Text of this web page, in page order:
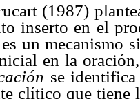
(1987)
inserto en el
es un mecanismo
en la
se
clítico que